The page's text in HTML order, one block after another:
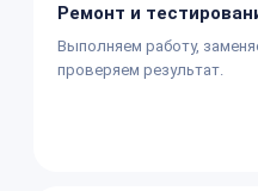
Ремонт и
Выполняем работу,
проверяем результат.